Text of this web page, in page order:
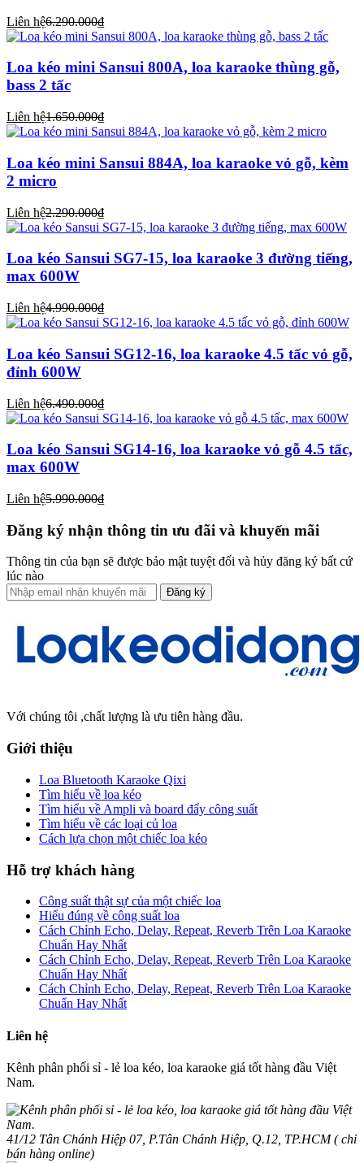
Liên hệ6.290.000₫
Loa kéo mini Sansui 800A, loa karaoke thùng gỗ,
bass 2 tấc
Liên hệ1.650.000₫
Loa kéo mini Sansui 884A, loa karaoke vỏ gỗ, kèm
2 micro
Liên hệ2.290.000₫
Loa kéo Sansui SG7-15, loa karaoke 3 đường tiếng,
max 600W
Liên hệ4.990.000₫
Loa kéo Sansui SG12-16, loa karaoke 4.5 tấc vỏ gỗ,
đỉnh 600W
Liên hệ6.490.000₫
Loa kéo Sansui SG14-16, loa karaoke vỏ gỗ 4.5 tấc,
max 600W
Liên hệ5.990.000₫
Đăng ký nhận thông tin ưu đãi và khuyến mãi
Thông tin của bạn sẽ được bảo mật tuyệt đối và hủy đăng ký bất cứ
lúc nào
Đăng ký
Với chúng tôi ,chất lượng là ưu tiên hàng đầu.
Giới thiệu
Loa Bluetooth Karaoke Qixi
Tìm hiểu về loa kéo
Tìm hiểu về Ampli và board đẩy công suất
Tìm hiểu về các loại củ loa
Cách lựa chọn một chiếc loa kéo
Hỗ trợ khách hàng
Công suất thật sự của một chiếc loa
Hiểu đúng về công suất loa
Cách Chỉnh Echo, Delay, Repeat, Reverb Trên Loa Karaoke
Chuẩn Hay Nhất
Cách Chỉnh Echo, Delay, Repeat, Reverb Trên Loa Karaoke
Chuẩn Hay Nhất
Cách Chỉnh Echo, Delay, Repeat, Reverb Trên Loa Karaoke
Chuẩn Hay Nhất
Liên hệ
Kênh phân phối sỉ - lẻ loa kéo, loa karaoke giá tốt hàng đầu Việt
Nam.
41/12 Tân Chánh Hiệp 07, P.Tân Chánh Hiệp, Q.12, TP.HCM ( chỉ
bán hàng online)